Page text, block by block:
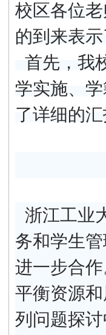
校区各位
的到来表示
首先，我
学实施、
了详细的汇
浙江工业
务和学生
进一步合
平衡资源
列问题探